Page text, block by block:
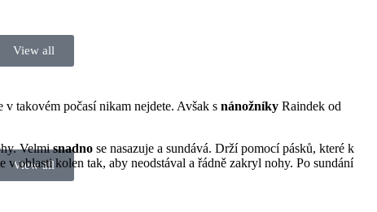
View all
View all
takovém počasí nikam nejdete. Avšak s nánožníky Raindek od
Velmisnadno se nasazuje a sundává. Drží pomocí pásků, které k
oblasti kolen tak, aby neodstával a řádně zakryl nohy. Po sundání